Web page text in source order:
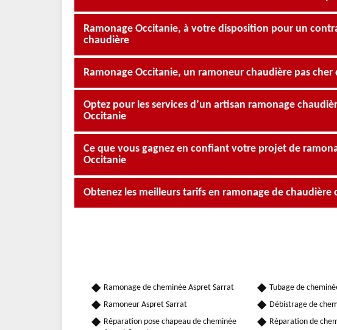
Ramonage Occitanie, à votre disposition pour un
chaudière
Ramonage Occitanie, un ramoneur chaudière pas
Optez pour les services d’un artisan ramonage
Occitanie
Ce que vous gagnez en confiant votre projet de
Occitanie
Obtenez les meilleurs tarifs en ramonage de chaudière
Ramonage de cheminée Aspret Sarrat
Ramoneur Aspret Sarrat
Réparation pose chapeau de cheminée
Tubage de
Débistrage de
Réparation de